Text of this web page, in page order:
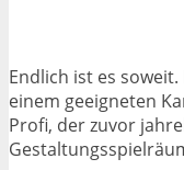
Endlich ist es
einem geeigneten
Profi, der zuvor